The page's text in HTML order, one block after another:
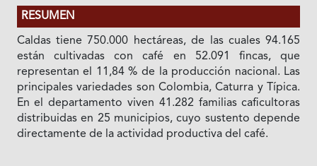
RESUMEN
Caldas tiene 750.000 hectáreas, de las cuales 94.165
están cultivadas con café en 52.091 fincas, que
representan el 11,84 % de la producción nacional. Las
principales variedades son Colombia, Caturra y Típica.
En el departamento viven 41.282 familias caficultoras
distribuidas en 25 municipios, cuyo sustento depende
directamente de la actividad productiva del café.